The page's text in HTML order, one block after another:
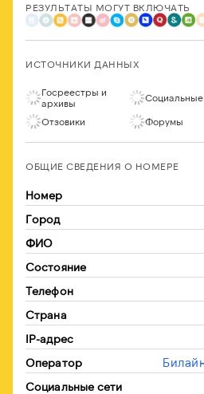
РЕЗУЛЬТАТЫ МОГУТ ВКЛЮЧАТЬ
ИСТОЧНИКИ ДАННЫХ
Госреестры и
архивы
Социальные
Отзовики Форумы
ОБЩИЕ СВЕДЕНИЯ О НОМЕРЕ
Номер
Город
ФИО
Состояние
Телефон
Страна
IP-адрес
Оператор
Социальные сети